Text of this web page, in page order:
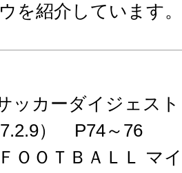
を紹介しています。
カーダイジェスト
） P74～76
ＯＯＴＢＡＬＬ マ